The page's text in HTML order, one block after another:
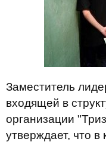
Заместитель
входящей в
организации
утверждает, что